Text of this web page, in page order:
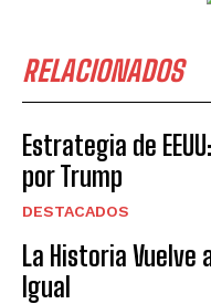
RELACIONADOS
Estrategia de
por Trump
DESTACADOS
La Historia
Igual